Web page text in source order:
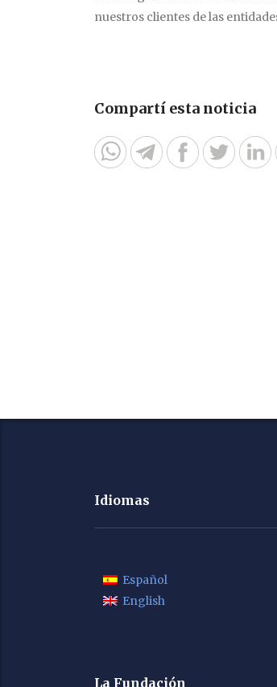
nuestros clientes de las
Compartí esta noticia
Idiomas
Español
English
La Fundación